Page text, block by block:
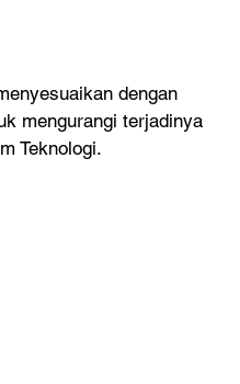
dengan
mengurangi terjadinya
Teknologi.